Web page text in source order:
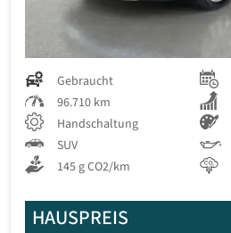
Gebraucht
96.710 km
Handschaltung
SUV
145 g CO2/km
HAUSPREIS